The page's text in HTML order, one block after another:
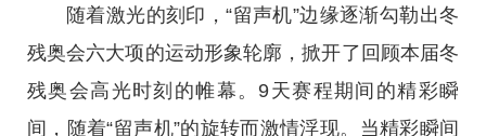
随着激光的刻印，“留声机”边缘逐渐勾勒出冬
残奥会六大项的运动形象轮廓，掀开了回顾本届冬
残奥会高光时刻的帷幕。9天赛程期间的精彩瞬
间，随着“留声机”的旋转而激情浮现。当精彩瞬间